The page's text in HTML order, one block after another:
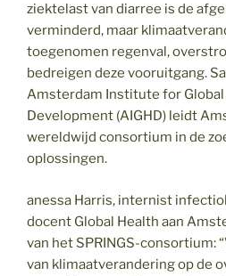
ziektelast van diarree is de
verminderd, maar
toegenomen regenval,
bedreigen deze vooruitgang.
Amsterdam Institute for Global
Development (AIGHD) leidt
wereldwijd consortium in de
oplossingen.
anessa Harris, internist
docent Global Health aan
van het SPRINGS-consortium:
van klimaatverandering op de